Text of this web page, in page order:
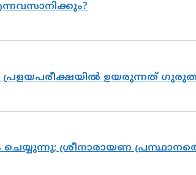
പ്രളയപരീക്ഷയിൽ ഉയരുന്നത്
ശ്രീനാരായണ